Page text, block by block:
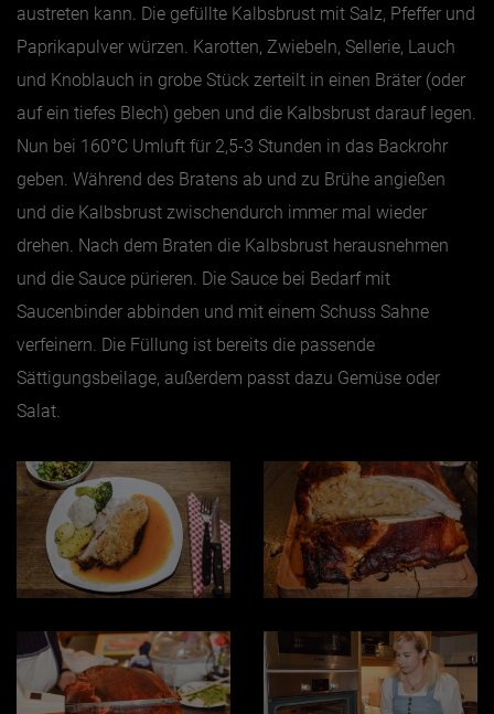
austreten kann. Die gefüllte Kalbsbrust mit Salz, Pfeffer und
Paprikapulver würzen. Karotten, Zwiebeln, Sellerie, Lauch
und Knoblauch in grobe Stück zerteilt in einen Bräter (oder
auf ein tiefes Blech) geben und die Kalbsbrust darauf legen.
Nun bei 160°C Umluft für 2,5-3 Stunden in das Backrohr
geben. Während des Bratens ab und zu Brühe angießen
und die Kalbsbrust zwischendurch immer mal wieder
drehen. Nach dem Braten die Kalbsbrust herausnehmen
und die Sauce pürieren. Die Sauce bei Bedarf mit
Saucenbinder abbinden und mit einem Schuss Sahne
verfeinern. Die Füllung ist bereits die passende
Sättigungsbeilage, außerdem passt dazu Gemüse oder
Salat.